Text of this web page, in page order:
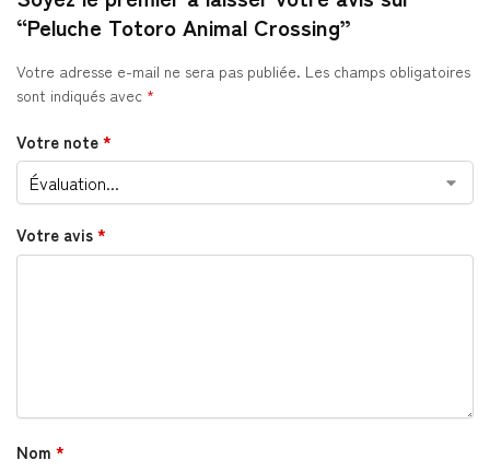
“Peluche Totoro Animal Crossing”
Votre adresse e-mail ne sera pas publiée. Les champs obligatoires
sont indiqués avec *
Votre note*
Votre avis*
Nom *